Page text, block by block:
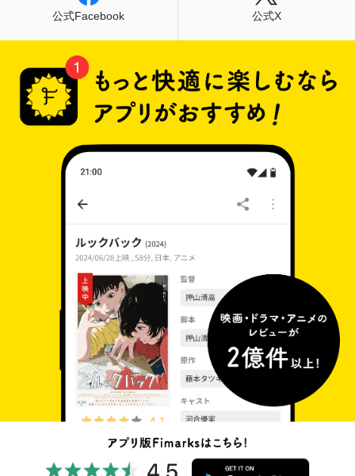
公式Facebook 公式X